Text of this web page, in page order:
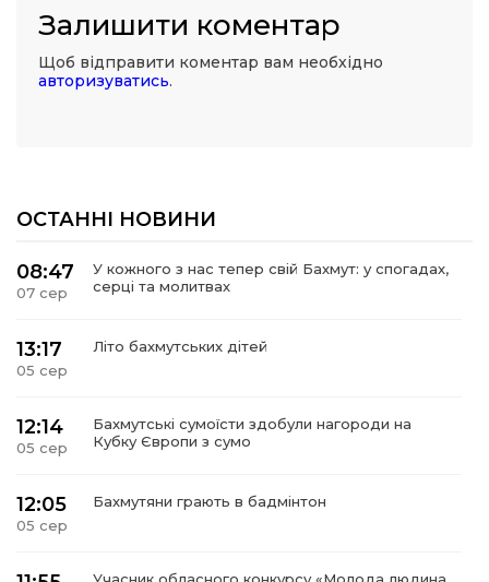
Залишити коментар
Щоб відправити коментар вам необхідно
авторизуватись.
ОСТАННІ НОВИНИ
08:47
07 сер
У кожного з нас тепер свій Бахмут: у спогадах,
серці та молитвах
13:17
05 сер
Літо бахмутських дітей
12:14
05 сер
Бахмутські сумоїсти здобули нагороди на
Кубку Європи з сумо
12:05
05 сер
Бахмутяни грають в бадмінтон